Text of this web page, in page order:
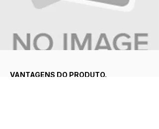
VANTAGENS DO PRODUTO.